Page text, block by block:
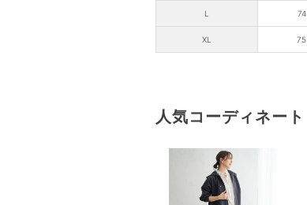
L
XL
74
75
人気コーディネート